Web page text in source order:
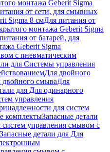
монтажа Geberit Sigma
от сети, для смывных
Sigma 8 смДля питания от
монтажа Geberit Sigma
от батарей, для
Geberit Sigma
с пневматическим
для Системы управления
Для двойного
двойного смываДля
для Для одинарного
управления
для систем
комплектыЗапасные детали
систем управления смывом с
Запасные детали для Для